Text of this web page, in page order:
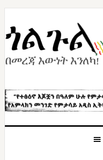
Skip
primary
navigation
Skip
content
Skip
primary
sidebar